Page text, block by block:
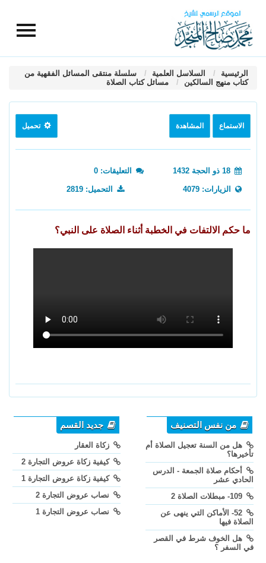
الرئيسية السلاسل العلمية
سلسلة منتقى المسائل الفقهية من
كتاب منهج السالكين
مسائل كتاب الصلاة
الاستماع المشاهدة تحميل
التعليقات: 0
الزيارات: 4079 التحميل: 2819
ما حكم الالتفات في الخطبة أثناء الصلاة على النبي؟
من نفس التصنيف
هل من السنة تعجيل الصلاة أم
تأخيرها؟
أحكام صلاة الجمعة - الدرس
الحادي عشر
52- الأماكن التي ينهى عن
الصلاة فيها
هل الخوف شرط في القصر
في السفر ؟
جديد القسم
زكاة العقار
كيفية زكاة عروض التجارة 2
كيفية زكاة عروض التجارة 1
نصاب عروض التجارة 2
نصاب عروض التجارة 1